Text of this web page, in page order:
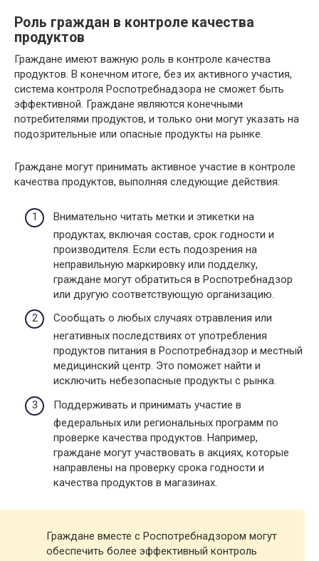
Роль граждан в контроле качества
продуктов
Граждане имеют важную роль в контроле качества
продуктов. В конечном итоге, без их активного участия,
система контроля Роспотребнадзора не сможет быть
эффективной. Граждане являются конечными
потребителями продуктов, и только они могут указать на
подозрительные или опасные продукты на рынке.
Граждане могут принимать активное участие в контроле
качества продуктов, выполняя следующие действия:
Внимательно читать метки и этикетки на
продуктах, включая состав, срок годности и
производителя. Если есть подозрения на
неправильную маркировку или подделку,
граждане могут обратиться в Роспотребнадзор
или другую соответствующую организацию.
Сообщать о любых случаях отравления или
негативных последствиях от употребления
продуктов питания в Роспотребнадзор и местный
медицинский центр. Это поможет найти и
исключить небезопасные продукты с рынка.
Поддерживать и принимать участие в
федеральных или региональных программ по
проверке качества продуктов. Например,
граждане могут участвовать в акциях, которые
направлены на проверку срока годности и
качества продуктов в магазинах.
Граждане вместе с Роспотребнадзором могут
обеспечить более эффективный контроль